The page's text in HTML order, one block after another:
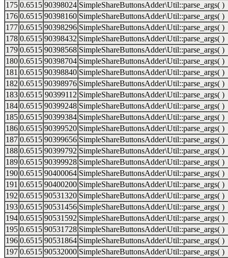
175 0.6515 90398024 SimpleShareButtonsAdder\Util::parse_args( )
176 0.6515 90398160 SimpleShareButtonsAdder\Util::parse_args( )
177 0.6515 90398296 SimpleShareButtonsAdder\Util::parse_args( )
178 0.6515 90398432 SimpleShareButtonsAdder\Util::parse_args( )
179 0.6515 90398568 SimpleShareButtonsAdder\Util::parse_args( )
180 0.6515 90398704 SimpleShareButtonsAdder\Util::parse_args( )
181 0.6515 90398840 SimpleShareButtonsAdder\Util::parse_args( )
182 0.6515 90398976 SimpleShareButtonsAdder\Util::parse_args( )
183 0.6515 90399112 SimpleShareButtonsAdder\Util::parse_args( )
184 0.6515 90399248 SimpleShareButtonsAdder\Util::parse_args( )
185 0.6515 90399384 SimpleShareButtonsAdder\Util::parse_args( )
186 0.6515 90399520 SimpleShareButtonsAdder\Util::parse_args( )
187 0.6515 90399656 SimpleShareButtonsAdder\Util::parse_args( )
188 0.6515 90399792 SimpleShareButtonsAdder\Util::parse_args( )
189 0.6515 90399928 SimpleShareButtonsAdder\Util::parse_args( )
190 0.6515 90400064 SimpleShareButtonsAdder\Util::parse_args( )
191 0.6515 90400200 SimpleShareButtonsAdder\Util::parse_args( )
192 0.6515 90531320 SimpleShareButtonsAdder\Util::parse_args( )
193 0.6515 90531456 SimpleShareButtonsAdder\Util::parse_args( )
194 0.6515 90531592 SimpleShareButtonsAdder\Util::parse_args( )
195 0.6515 90531728 SimpleShareButtonsAdder\Util::parse_args( )
196 0.6515 90531864 SimpleShareButtonsAdder\Util::parse_args( )
197 0.6515 90532000 SimpleShareButtonsAdder\Util::parse_args( )